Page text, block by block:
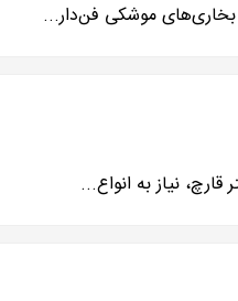
نیاز به انواع...